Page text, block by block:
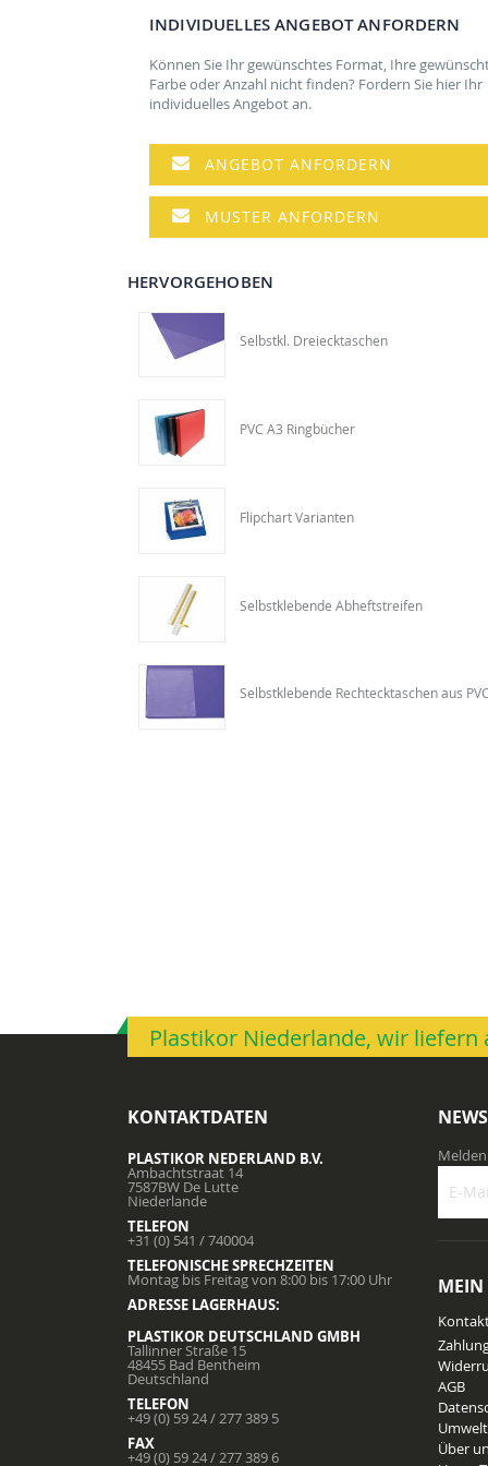
Bildgalerie
INDIVIDUELLES ANGEBOT ANFORDERN
Können Sie Ihr gewünschtes Format, Ihre
Farbe oder Anzahl nicht finden? Fordern Sie hier Ihr
individuelles Angebot an.
ANGEBOT ANFORDERN
MUSTER ANFORDERN
HERVORGEHOBEN
Selbstkl. Dreiecktaschen
PVC A3 Ringbücher
Flipchart Varianten
Selbstklebende Abheftstreifen
Selbstklebende Rechtecktaschen aus PVC
Plastikor Niederlande, wir liefern
KONTAKTDATEN
PLASTIKOR NEDERLAND B.V.
Ambachtstraat 14
7587BW De Lutte
Niederlande
TELEFON
+31 (0) 541 / 740004
TELEFONISCHE SPRECHZEITEN
Montag bis Freitag von 8:00 bis 17:00 Uhr
ADRESSE LAGERHAUS:
PLASTIKOR DEUTSCHLAND GMBH
Tallinner Straße 15
48455 Bad Bentheim
Deutschland
TELEFON
+49 (0) 59 24 / 277 389 5
FAX
+49 (0) 59 24 / 277 389 6
für
unseren
an:
AGB
Über